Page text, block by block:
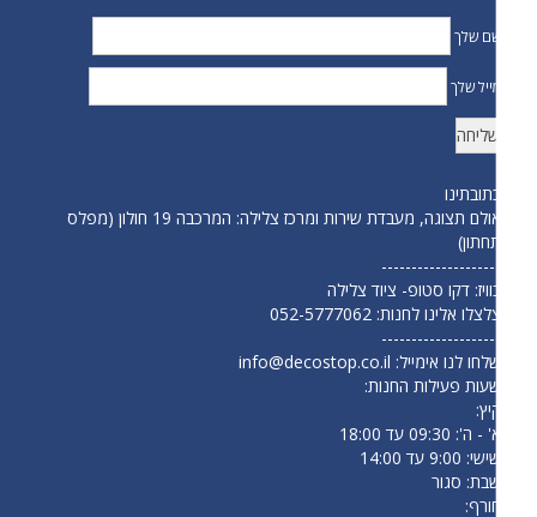
שלך
שלך
אולם תצוגה, מעבדת שירות ומרכז צלילה: המרכבה 19 חולון (מפלס
דקו סטופ- ציוד צלילה
אלינו לחנות:052-5777062
לנו אימייל:info@decostop.co.il
פעילות החנות:
ה': 09:30 עד 18:00
סגור